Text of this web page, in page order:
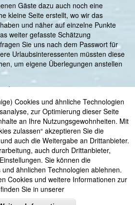
Gäste dazu auch noch eine
kleine Seite erstellt, wo wir das
und näher auf einzelne Punkte
weiter gefasste Schätzung
Sie uns nach dem Passwort für
Urlaubsinteressenten müssten diese
um eigene Überlegungen anstellen
Irrgang•eMail: info@viel-meer-
•Telefon +49 (0)7736 29 50 8 55
•Buchung • 48 h
über uns-Ihre Vermieter wohnen
• Impressum•
undFerienhaus
del Sol•Strand-
Cookies und ähnliche Technologien
zur Optimierung dieser Seite
an Ihre Nutzungsgewohnheiten. Mit
zulassen“ akzeptieren Sie die
auch die Weitergabe an Drittanbieter.
auch durch Drittanbieter,
Sie können die
ähnlichen Technologien ablehnen.
Cookies und weitere Informationen zur
Sie in unserer